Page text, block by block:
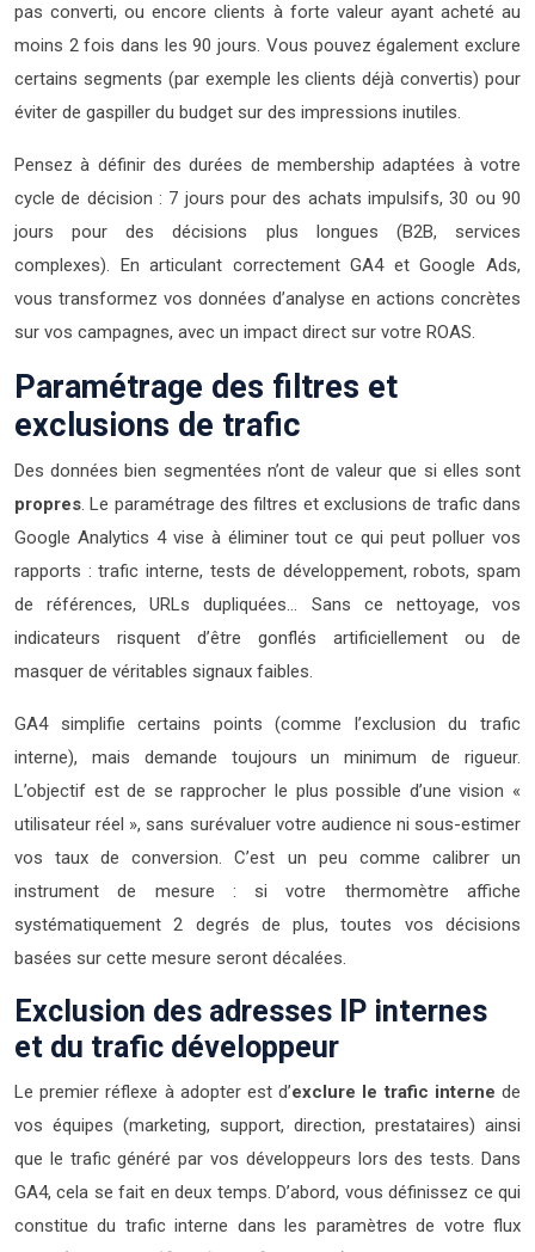
pas converti, ou encore clients à forte valeur ayant acheté au
moins 2 fois dans les 90 jours. Vous pouvez également exclure
certains segments (par exemple les clients déjà convertis) pour
éviter de gaspiller du budget sur des impressions inutiles.
Pensez à définir des durées de membership adaptées à votre
cycle de décision : 7 jours pour des achats impulsifs, 30 ou 90
jours pour des décisions plus longues (B2B, services
complexes). En articulant correctement GA4 et Google Ads,
vous transformez vos données d’analyse en actions concrètes
sur vos campagnes, avec un impact direct sur votre ROAS.
Paramétrage des filtres et
exclusions de trafic
Des données bien segmentées n’ont de valeur que si elles sont
propres. Le paramétrage des filtres et exclusions de trafic dans
Google Analytics 4 vise à éliminer tout ce qui peut polluer vos
rapports : trafic interne, tests de développement, robots, spam
de références, URLs dupliquées… Sans ce nettoyage, vos
indicateurs risquent d’être gonflés artificiellement ou de
masquer de véritables signaux faibles.
GA4 simplifie certains points (comme l’exclusion du trafic
interne), mais demande toujours un minimum de rigueur.
L’objectif est de se rapprocher le plus possible d’une vision «
utilisateur réel », sans surévaluer votre audience ni sous-estimer
vos taux de conversion. C’est un peu comme calibrer un
instrument de mesure : si votre thermomètre affiche
systématiquement 2 degrés de plus, toutes vos décisions
basées sur cette mesure seront décalées.
Exclusion des adresses IP internes
et du trafic développeur
Le premier réflexe à adopter est d’exclure le trafic interne de
vos équipes (marketing, support, direction, prestataires) ainsi
que le trafic généré par vos développeurs lors des tests. Dans
GA4, cela se fait en deux temps. D’abord, vous définissez ce qui
constitue du trafic interne dans les paramètres de votre flux